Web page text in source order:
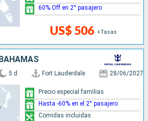
US$ 506 +Tasas
60% Off en 2° pasajero
5 d Fort Lauderdale 28/06/2027
Precio especial familias
Hasta -60% en el 2° pasajero
Comidas incluidas